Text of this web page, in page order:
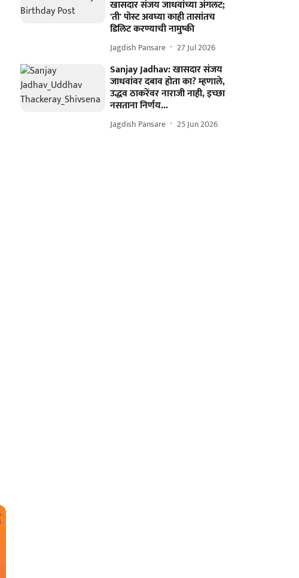
खासदार संजय जाधवांच्या अंगलट;
'ती' पोस्ट अवघ्या काही तासांतच
डिलिट करण्याची नामुष्की
Jagdish Pansare 27 Jul 2026
Sanjay Jadhav: खासदार संजय
जाधवांवर दबाव होता का? म्हणाले,
उद्धव ठाकरेंवर नाराजी नाही, इच्छा
नसताना निर्णय...
Jagdish Pansare 25 Jun 2026